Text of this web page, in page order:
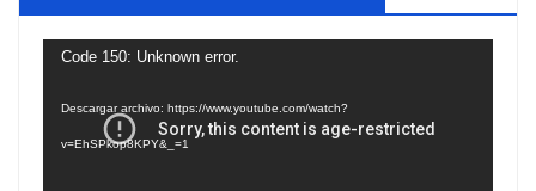
Reproductor
Code 150: Unknown error.
Descargar archivo: https://www.youtube.com/watch?
v=EhSPkop8KPY&_=1